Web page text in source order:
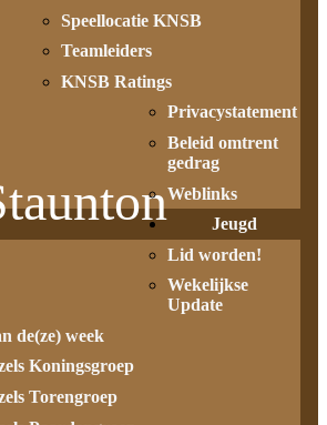
Speellocatie KNSB
Teamleiders
KNSB Ratings
Privacystatement
Beleid omtrent
gedrag
Weblinks
Jeugd
Lid worden!
Wekelijkse
Update
de(ze) week
Koningsgroep
Torengroep